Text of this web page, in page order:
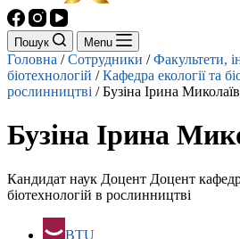
Пошук Menu
Головна /Сотрудники /Факультети,
біотехнологій /Кафедра екології та
рослинництві /Бузіна Ірина
Бузіна Ірина
Кандидат наук Доцент Доцент
біотехнологій в рослинництві
BTU